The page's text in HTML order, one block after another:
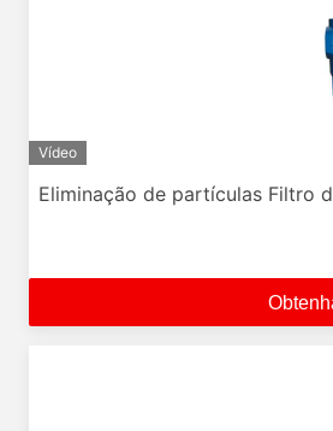
Vídeo
Eliminação de partículas Filtro